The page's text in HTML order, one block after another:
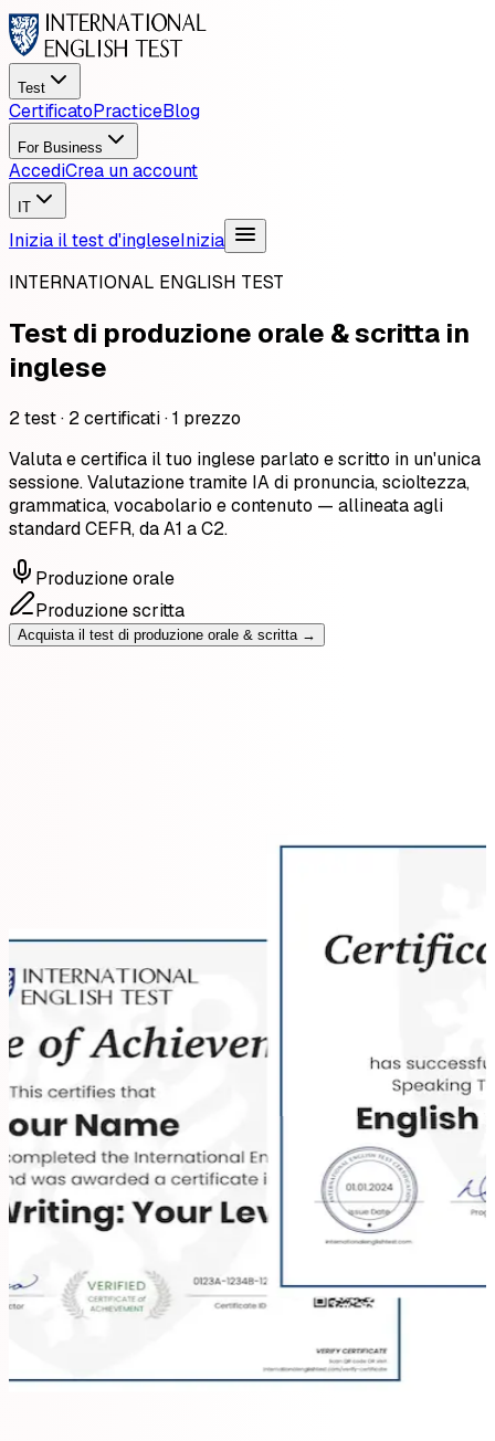
Test
CertificatoPracticeBlog
For Business
AccediCrea un account
IT
Inizia il test d'ingleseInizia
INTERNATIONAL ENGLISH TEST
Test di produzione orale &scritta in
inglese
2 test · 2 certificati · 1 prezzo
Valuta e certifica il tuo inglese parlato e scritto in un'unica
sessione. Valutazione tramite IA di pronuncia, scioltezza,
grammatica, vocabolario e contenuto — allineata agli
standard CEFR, da A1 a C2.
Produzione orale
Produzione scritta
Acquista il test di produzione orale & scritta →